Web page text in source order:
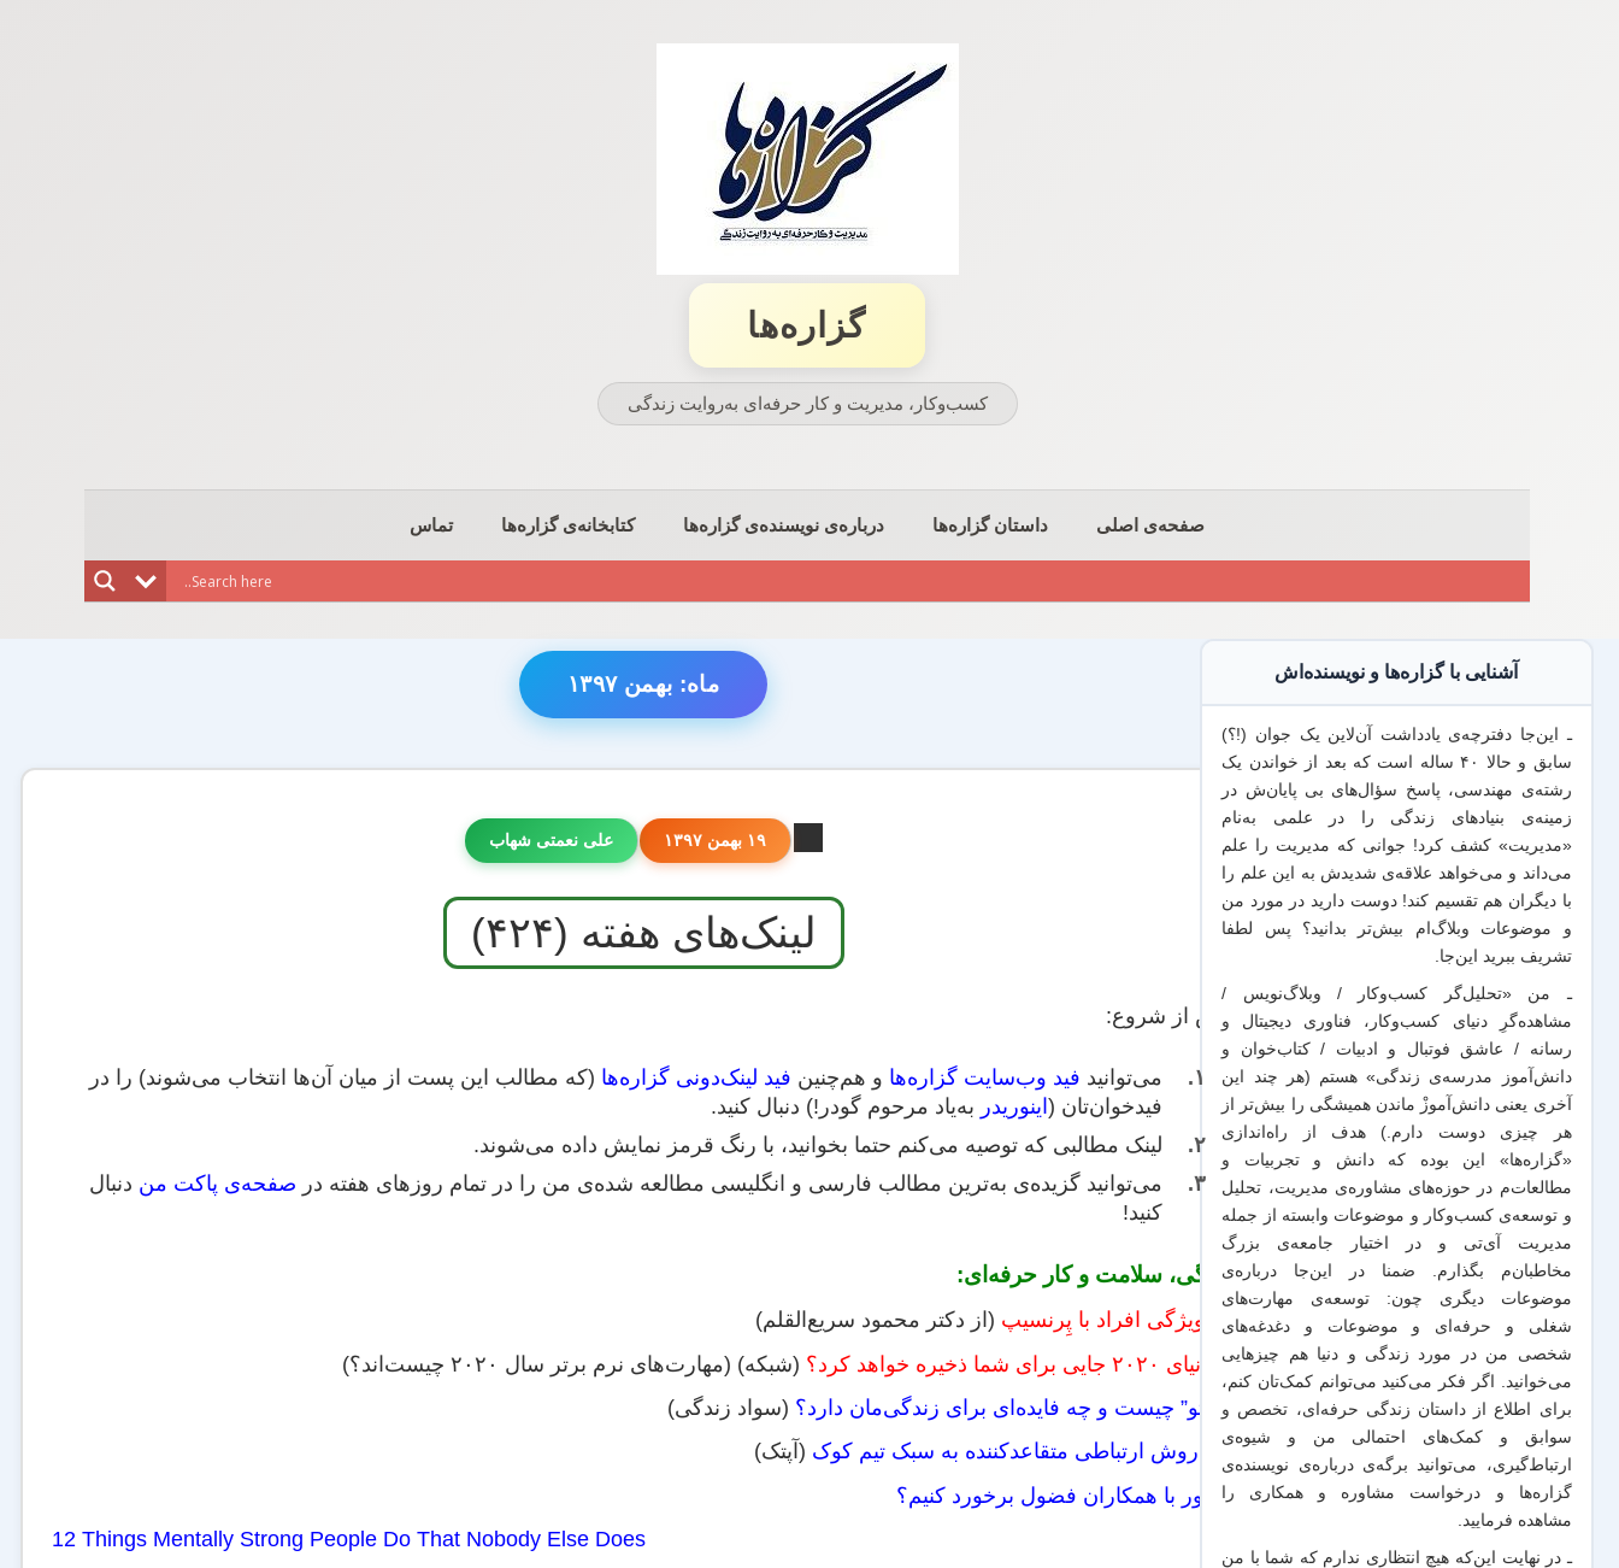
گزاره‌ها
کسب‌وکار، مدیریت و كار حرفه‌ای به‌روایت زندگی
صفحه‌ی اصلی داستان گزاره‌ها درباره‌ی نویسنده‌ی گزاره‌ها کتابخانه‌ی گزاره‌ها تماس
ماه: بهمن ۱۳۹۷
۱۹ بهمن ۱۳۹۷ علی نعمتی شهاب
لینک‌های هفته (۴۲۴)
پیش از شروع:
می‌توانید فید وب‌سایت گزاره‌ها و هم‌چنین فید لینک‌دونی گزاره‌ها (که مطالب این پست از میان آن‌ها انتخاب می‌شوند) را در
فیدخوان‌تان (اینوریدر به‌یاد مرحوم گودر!) دنبال کنید.
لینک‌ مطالبی که توصیه می‌کنم حتما بخوانید، با رنگ قرمز نمایش داده می‌شوند.
می‌توانید گزیده‌ی به‌ترین مطالب فارسی و انگلیسی مطالعه‌ شده‌ی من را در تمام روزهای هفته در صفحه‌ی پاکت من دنبال
کنید!
زندگی، سلامت و کار حرفه‌ای:
۳۰ ویژگی افراد با پِرنسیپ
(از دکتر محمود سریع‌القلم)
آیا دنیای ۲۰۲۰ جایی برای شما ذخیره خواهد کرد؟
(شبکه) (مهارت‌های نرم برتر سال ۲۰۲۰ چیست‌اند؟)
“پارِتو” چیست و چه فایده‌ای برای زندگی‌مان دارد؟ (سواد زندگی)
سه روش ارتباطی متقاعدکننده به سبک تیم کوک (آپتک)
چطور با همکاران فضول برخورد کنیم؟
12 Things Mentally Strong People Do That Nobody Else Does
آشنایی با گزاره‌ها و نویسنده‌اش
ـ این‌جا دفترچه‌ی یادداشت‌ آن‌لاین یک جوان (!؟)
سابق و حالا ۴۰ ساله است که بعد از خواندن یک
رشته‌ی مهندسی، پاسخ سؤال‌های بی پایان‌ش در
زمینه‌ی بنیادهای زندگی را در علمی به‌نام
«مدیریت» کشف کرد! جوانی که مدیریت را علم
می‌داند و می‌خواهد علاقه‌ی شدیدش به این علم را
بادیگران همتقسیم کند! دوست دارید در مورد من
و موضوعات وبلاگ‌ام بیش‌تر بدانید؟ پس لطفا
تشریف ببرید این‌جا.
ـ من «تحلیل‌گر کسب‌وکار / وبلاگ‌نویس /
مشاهده‌گرِ دنیای کسب‌وکار، فناوری دیجیتال و
رسانه / عاشق فوتبال و ادبیات / کتاب‌خوان و
دانش‌آموز مدرسه‌ی زندگی» هستم (هر چند این
آخری یعنی دانش‌آموزْ ماندن همیشگی را بیش‌تر از
هر چیزی دوست دارم.) هدف از راه‌اندازی
«گزاره‌ها» این بوده که دانش و تجربیات‌ و
مطالعات‌م در حوزه‌های مشاوره‌ی مدیریت، تحلیل
و توسعه‌ی کسب‌وکار و موضوعات وابسته از جمله
مدیریت آی‌تی و در اختیار جامعه‌ی بزرگ
مخاطبان‌م بگذارم. ضمنا در این‌جا درباره‌ی
موضوعات دیگری چون: توسعه‌ی مهارت‌های
شغلی و حرفه‌ای و موضوعات و دغدغه‌های
شخصی من در مورد زندگی و دنیا هم چیزهایی
می‌خوانید. اگر فکر می‌کنید می‌توانم کمک‌تان کنم،
برای اطلاع از داستان زندگی حرفه‌ای، تخصص و
سوابق و کمک‌های احتمالی من و شیو‌ه‌ی
ارتباط‌گیری، می‌توانید برگه‌یدرباره‌ی نویسنده‌ی
گزاره‌ها و درخواست مشاوره و همکاری را
مشاهده فرمایید.
ـ در نهایت این‌که هیچ انتظاری ندارم که شما با من